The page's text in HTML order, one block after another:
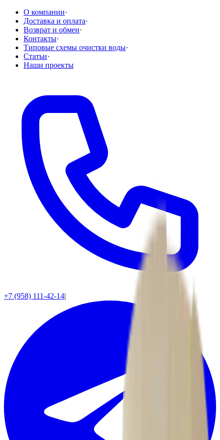
О компании·
Доставка и оплата·
Возврат и обмен·
Контакты·
Типовые схемы очистки воды·
Статьи·
Наши проекты
+7 (958) 111-42-14|